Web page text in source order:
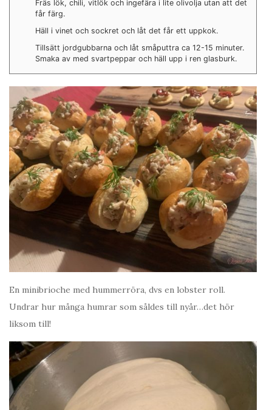
Fräs lök, chili, vitlök och ingefära i lite olivolja utan att det
får färg.
Häll i vinet och sockret och låt det får ett uppkok.
Tillsätt jordgubbarna och låt småputtra ca 12-15 minuter.
Smaka av med svartpeppar och häll upp i ren glasburk.
En minibrioche med hummerröra, dvs en lobster roll.
Undrar hur många humrar som såldes till nyår…det hör
liksom till!